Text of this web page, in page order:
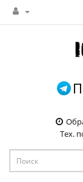
Тех.